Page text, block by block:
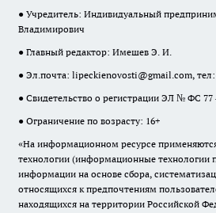
● Учредитель: Индивидуальный
Владимирович
● Главный редактор: Имешев Э. И.
● Эл.почта: lipeckienovosti@gmail.com,
● Свидетельство о регистрации ЭЛ № ФС 77
● Ограничение по возрасту: 16+
«На информационном ресурсе
технологии (информационные технологии
информации на основе сбора,
относящихся к предпочтениям
находящихся на территории Российской